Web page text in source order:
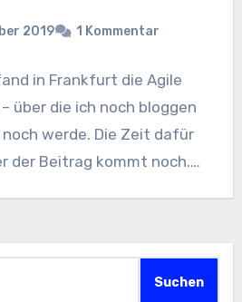
2019 1 Kommentar
in Frankfurt die Agile
über die ich noch bloggen
werde. Die Zeit dafür
der Beitrag kommt noch.…